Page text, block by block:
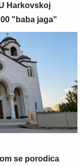
Harkovskoj
"baba jaga"
se porodica